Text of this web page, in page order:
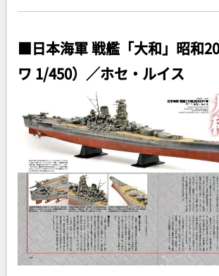
■日本海軍 戦艦「大和」昭和
ワ 1/450）／ホセ・ルイス